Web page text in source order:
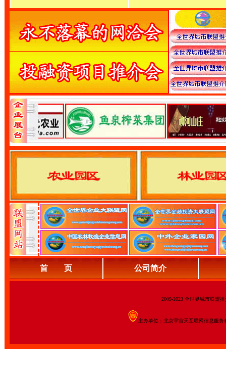
首 页 公司简介
2009-2023 全世界城市联盟
主办单位：北京宇宙天互联网信息服